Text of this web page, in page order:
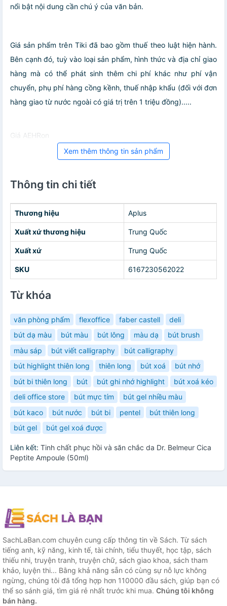
nổi bật nội dung cần chú ý của văn bản.
Giá sản phẩm trên Tiki đã bao gồm thuế theo luật hiện hành.
Bên cạnh đó, tuỳ vào loại sản phẩm, hình thức và địa chỉ giao
hàng mà có thể phát sinh thêm chi phí khác như phí vận
chuyển, phụ phí hàng cồng kềnh, thuế nhập khẩu (đối với đơn
hàng giao từ nước ngoài có giá trị trên 1 triệu đồng).....
Giá AEHRon
Xem thêm thông tin sản phẩm
Thông tin chi tiết
Thương hiệu Aplus
Xuất xứ thương hiệu Trung Quốc
Xuất xứ Trung Quốc
SKU 6167230562022
Từ khóa
văn phòng phẩm flexoffice faber castell
deli
bút dạ màu
bút màu bút lông màu dạ
bút brush
màu sáp
bút viết calligraphy
bút calligraphy
bút highlight thiên long
thiên long bút xoá
bút nhớ
bút bi thiên long
bút bút ghi nhớ highlight
bút xoá kéo
deli office store
bút mực tím
bút gel nhiều màu
bút kaco
bút nước bút bi pentel
bút thiên long
bút gel
bút gel xoá được
Liên kết: Tinh chất phục hồi và săn chắc da Dr. Belmeur Cica
Peptite Ampoule (50ml)
SachLaBan.com chuyên cung cấp thông tin về Sách. Từ sách
tiếng anh, kỹ năng, kinh tế, tài chính, tiểu thuyết, học tập, sách
thiếu nhi, truyện tranh, truyện chữ, sách giao khoa, sách tham
khảo, luyện thi... Bằng khả năng sẵn có cùng sự nỗ lực không
ngừng, chúng tôi đã tổng hợp hơn 110000 đầu sách, giúp bạn có
thể so sánh giá, tìm giá rẻ nhất trước khi mua. Chúng tôi không
bán hàng.